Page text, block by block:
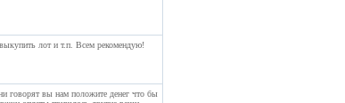
лот и т.п. Всем рекомендую!
говорят вы нам положите денег что бы